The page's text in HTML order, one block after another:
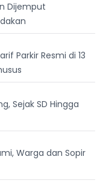
Dijemput
Parkir Resmi di 13
Sejak SD Hingga
Warga dan Sopir